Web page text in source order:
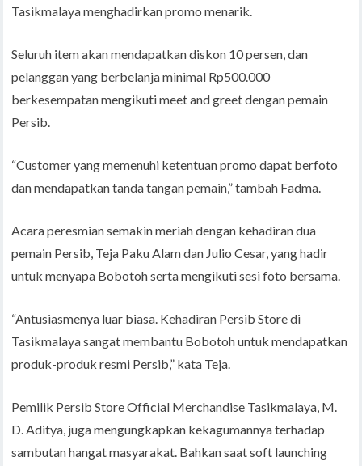
Tasikmalaya menghadirkan promo menarik.
Seluruh item akan mendapatkan diskon 10 persen, dan
pelanggan yang berbelanja minimal Rp500.000
berkesempatan mengikuti meet and greet dengan pemain
Persib.
“Customer yang memenuhi ketentuan promo dapat berfoto
dan mendapatkan tanda tangan pemain,” tambah Fadma.
Acara peresmian semakin meriah dengan kehadiran dua
pemain Persib, Teja Paku Alam dan Julio Cesar, yang hadir
untuk menyapa Bobotoh serta mengikuti sesi foto bersama.
“Antusiasmenya luar biasa. Kehadiran Persib Store di
Tasikmalaya sangat membantu Bobotoh untuk mendapatkan
produk-produk resmi Persib,” kata Teja.
Pemilik Persib Store Official Merchandise Tasikmalaya, M.
D. Aditya, juga mengungkapkan kekagumannya terhadap
sambutan hangat masyarakat. Bahkan saat soft launching